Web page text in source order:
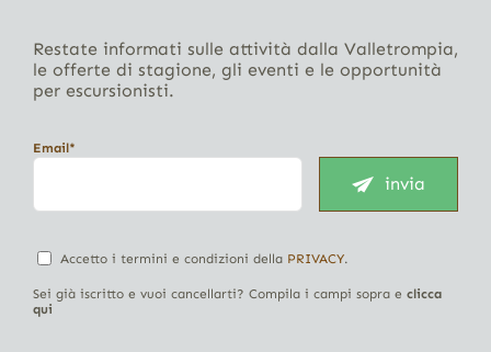
Restate informati sulle attività dalla Valletrompia,
le offerte di stagione, gli eventi e le opportunità
per escursionisti.
Email*
invia
Accetto i termini e condizioni della PRIVACY.
Sei già iscritto e vuoi cancellarti? Compila i campi sopra e clicca
qui